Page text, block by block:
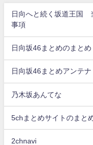
日向へと続く坂道王国
事項
日向坂46まとめのまとめ
日向坂46まとめアンテナ
乃木坂あんてな
5chまとめサイトのまと
2chnavi